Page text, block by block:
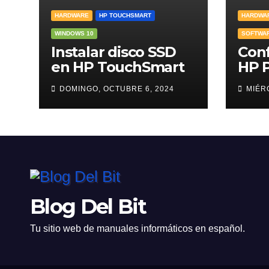
HARDWARE HP TOUCHSMART
WINDOWS 10
Instalar disco SSD
en HP TouchSmart
DOMINGO, OCTUBRE 6, 2024
HP
Blog Del Bit
Tu sitio web de manuales informáticos en español.